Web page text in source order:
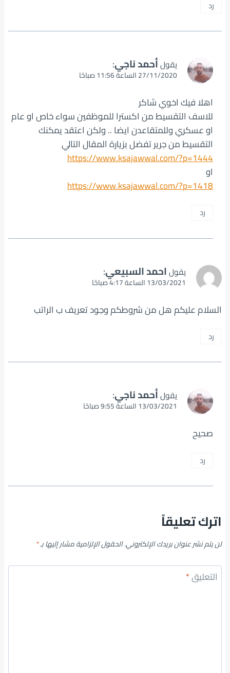
رد
يقولأحمد ناجي:
27/11/2020 الساعة 11:56 صباحًا
اهلا فيك اخوي شاكر
للاسف التقسيط من اكسترا للموظفين سواء خاص او عام
او عسكري وللمتقاعدن ايضا .. ولكن اعتقد يمكنك
التقسيط من جرير تفضل بزيارة المقال التالي
https://www.ksajawwal.com/?p=1444
او
https://www.ksajawwal.com/?p=1418
رد
يقولاحمد السبيعي:
13/03/2021 الساعة 4:17 صباحًا
السلام عليكم هل من شروطكم وجود تعريف ب الراتب
رد
يقولأحمد ناجي:
13/03/2021 الساعة 9:55 صباحًا
صحيح
رد
اترك تعليقاً
لن يتم نشر عنوان بريدك الإلكتروني.الحقول الإلزامية مشار إليها بـ*
التعليق*